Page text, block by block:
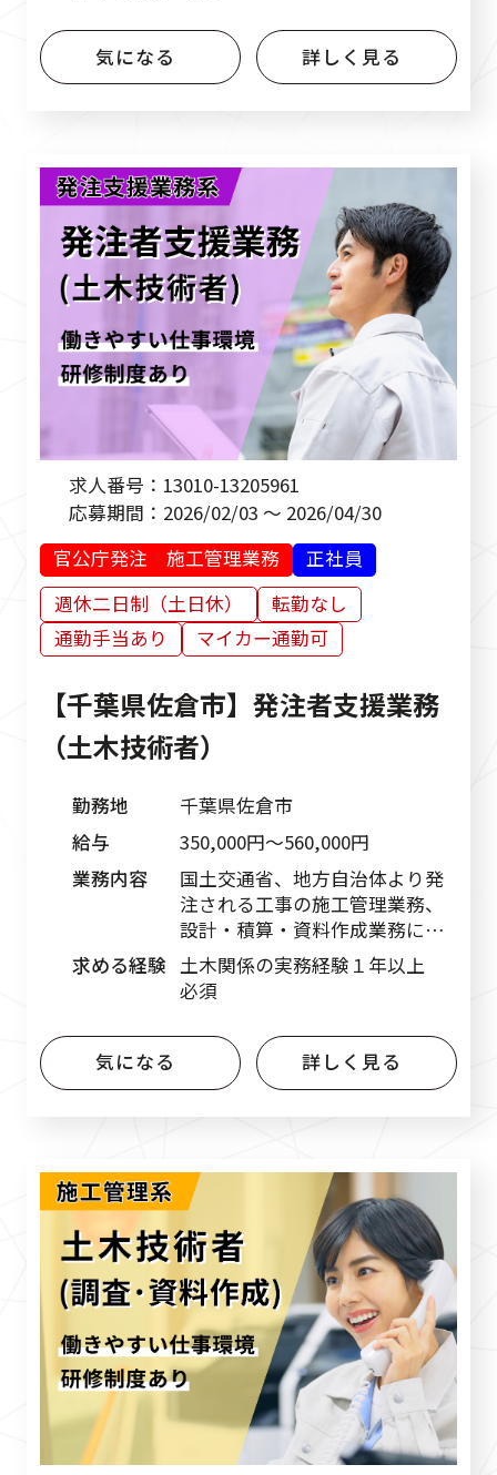
気になる 詳しく見る
求人番号： 13010-13205961
応募期間： 2026/02/03 ～ 2026/04/30
官公庁発注 施工管理業務
正社員
週休二日制（土日休）
転勤なし
通勤手当あり
マイカー通勤可
【千葉県佐倉市】発注者支援業務
（土木技術者）
勤務地
千葉県佐倉市
給与
350,000円〜560,000円
業務内容
国土交通省、地方自治体より発
注される工事の施工管理業務、
設計・積算・資料作成業務に従
事します。
求める経験 土木関係の実務経験１年以上
必須
気になる 詳しく見る